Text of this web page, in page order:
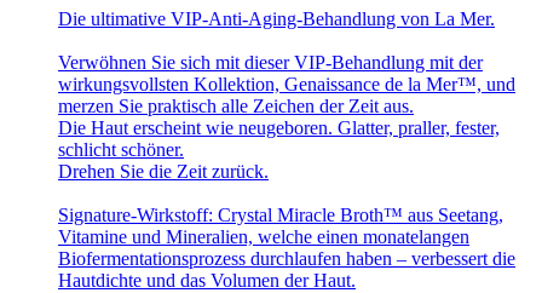
Die ultimative VIP-Anti-Aging-Behandlung von La Mer.
Verwöhnen Sie sich mit dieser VIP-Behandlung mit der
wirkungsvollsten Kollektion, Genaissance de la Mer™, und
merzen Sie praktisch alle Zeichen der Zeit aus.
Die Haut erscheint wie neugeboren. Glatter, praller, fester,
schlicht schöner.
Drehen Sie die Zeit zurück.
Signature-Wirkstoff: Crystal Miracle Broth™ aus Seetang,
Vitamine und Mineralien, welche einen monatelangen
Biofermentationsprozess durchlaufen haben – verbessert die
Hautdichte und das Volumen der Haut.